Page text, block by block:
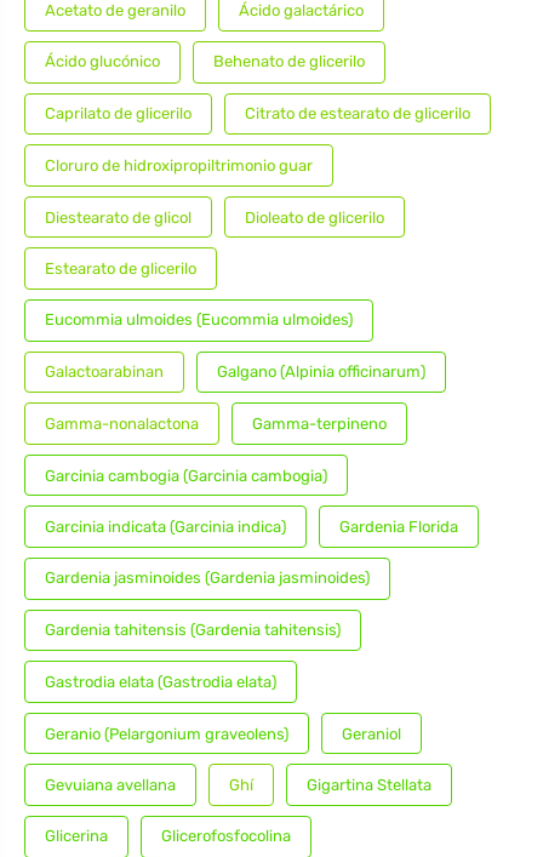
Acetato de geranilo Ácido galactárico
Ácido glucónico Behenato de glicerilo
Caprilato de glicerilo Citrato de estearato de glicerilo
Cloruro de hidroxipropiltrimonio guar
Diestearato de glicol Dioleato de glicerilo
Estearato de glicerilo
Eucommia ulmoides (Eucommia ulmoides)
Galactoarabinan Galgano (Alpinia officinarum)
Gamma-nonalactona Gamma-terpineno
Garcinia cambogia (Garcinia cambogia)
Garcinia indicata (Garcinia indica) Gardenia Florida
Gardenia jasminoides (Gardenia jasminoides)
Gardenia tahitensis (Gardenia tahitensis)
Gastrodia elata (Gastrodia elata)
Geranio (Pelargonium graveolens) Geraniol
Gevuiana avellana Ghí Gigartina Stellata
Glicerina Glicerofosfocolina